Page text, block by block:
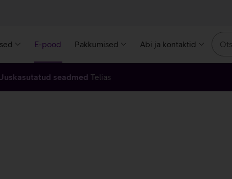
E-pood Pakkumised Abi ja kontaktid
seadmed Telias